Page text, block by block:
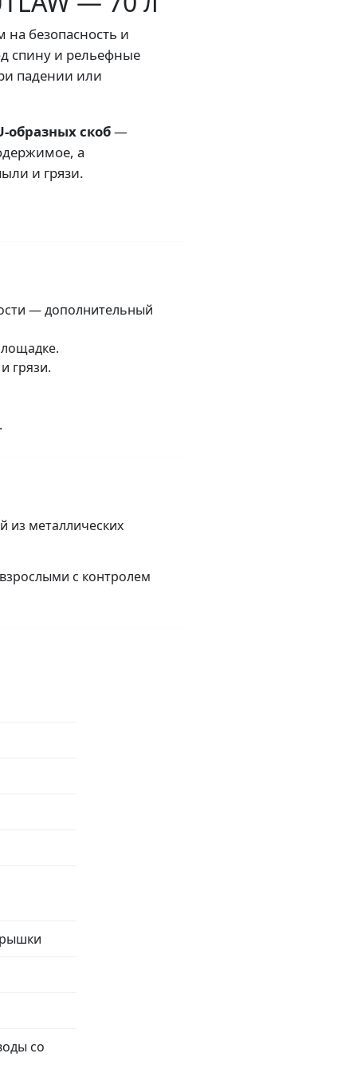
на безопасность и
спину и рельефные
падении или
образных скоб—
а
и грязи.
— дополнительный
грязи.
из металлических
с контролем
со